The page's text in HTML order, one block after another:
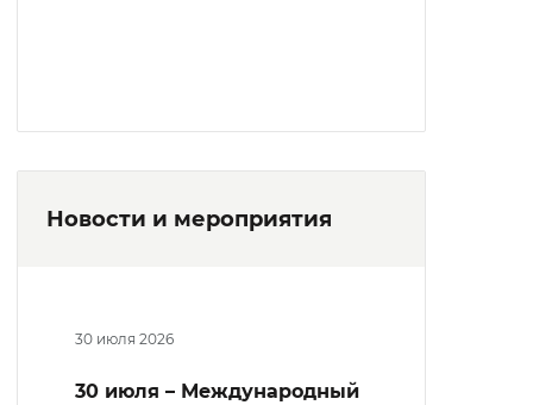
Новости и мероприятия
30 июля 2026
30 июля – Международный